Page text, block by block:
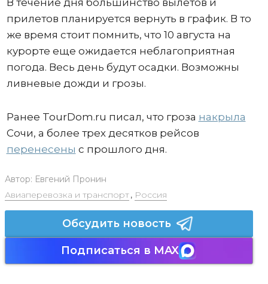
прилетов планируется вернуть в график. В то
же время стоит помнить, что 10 августа на
курорте еще ожидается неблагоприятная
погода. Весь день будут осадки. Возможны
ливневые дожди и грозы.
Ранее TourDom.ru писал, что гроза накрыла
Сочи, а более трех десятков рейсов
перенесены с прошлого дня.
Автор: Евгений Пронин
Авиаперевозка и транспорт, Россия
Обсудить новость
Подписаться в MAX